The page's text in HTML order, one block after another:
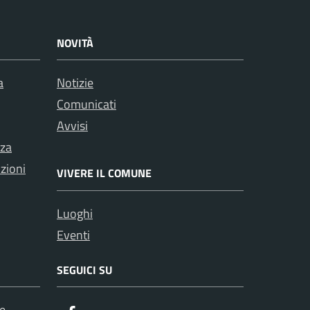
NOVITÀ
Notizie
Comunicati
Avvisi
VIVERE IL COMUNE
Luoghi
Eventi
SEGUICI SU